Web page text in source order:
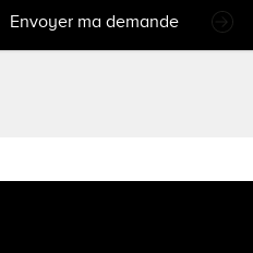
Envoyer ma demande